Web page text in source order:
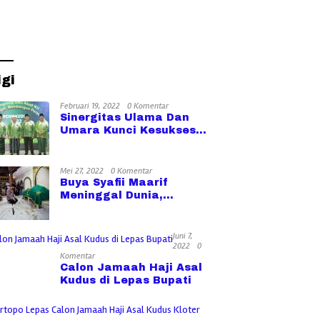
Februari 19, 2022
0 Komentar
Sinergitas Ulama Dan
Umara Kunci Kesuksesan
Mei 27, 2022
0 Komentar
Buya Syafii Maarif
Meninggal Dunia,
Bangsa
Juni 7,
2022
0
Komentar
Calon Jamaah Haji Asal
Kudus di Lepas Bupati